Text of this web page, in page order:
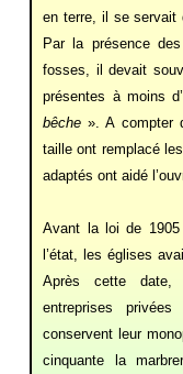
en terre, il se servait
Par la présence
fosses, il devait
présentes à moins
bêche ». A compter
taille ont remplacé
adaptés ont aidé
Avant la loi de 1905
l’état, les églises
Après cette date,
entreprises
conservent leur
cinquante la